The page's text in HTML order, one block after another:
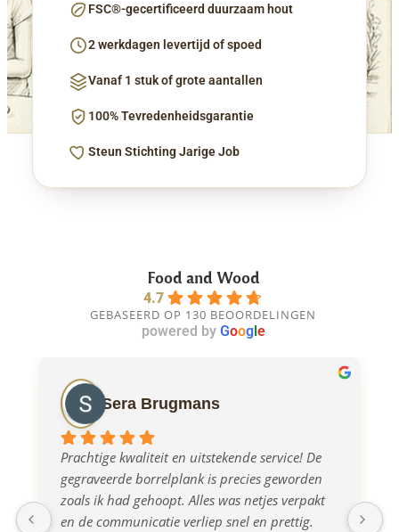
FSC®-gecertificeerd duurzaam hout
2 werkdagen levertijd of spoed
Vanaf 1 stuk of grote aantallen
100% Tevredenheidsgarantie
Steun Stichting Jarige Job
Food and Wood
4.7
GEBASEERD OP 130 BEOORDELINGEN
powered by Googl e
Sera Brugmans
Prachtige kwaliteit en uitstekende service! De
gegraveerde borrelplank is precies geworden
zoals ik had gehoopt. Alles was netjes verpakt
en de communicatie verliep snel en prettig.